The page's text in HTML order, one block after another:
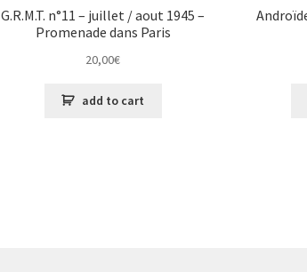
G.R.M.T. n°11 – juillet / aout 1945 –
Promenade dans Paris
20,00€
add to cart